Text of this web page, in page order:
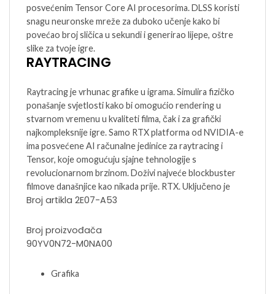
posvećenim Tensor Core AI procesorima. DLSS koristi
snagu neuronske mreže za duboko učenje kako bi
povećao broj sličica u sekundi i generirao lijepe, oštre
slike za tvoje igre.
RAYTRACING
Raytracing je vrhunac grafike u igrama. Simulira fizičko
ponašanje svjetlosti kako bi omogućio rendering u
stvarnom vremenu u kvaliteti filma, čak i za grafički
najkompleksnije igre. Samo RTX platforma od NVIDIA-e
ima posvećene AI računalne jedinice za raytracing i
Tensor, koje omogućuju sjajne tehnologije s
revolucionarnom brzinom. Doživi najveće blockbuster
filmove današnjice kao nikada prije. RTX. Uključeno je
Broj artikla 2E07-A53
Broj proizvođača
90YV0N72-M0NA00
Grafika